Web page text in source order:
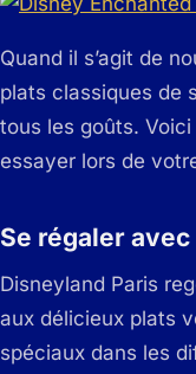
Quand il s’agit de
plats classiques de
tous les goûts.
essayer lors de
Se régaler
Disneyland Paris
aux délicieux plats
spéciaux dans les